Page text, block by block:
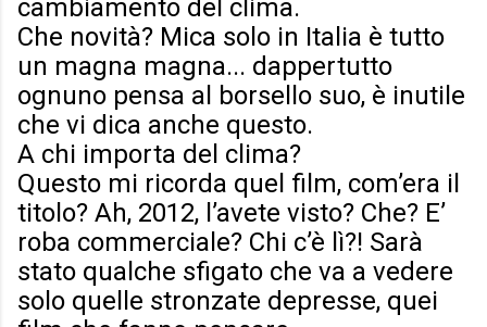
cambiamento del clima.
Che novità? Mica solo in Italia è tutto
un magna magna... dappertutto
ognuno pensa al borsello suo, è inutile
che vi dica anche questo.
A chi importa del clima?
Questo mi ricorda quel film, com’era il
titolo? Ah, 2012, l’avete visto? Che? E’
roba commerciale? Chi c’è lì?! Sarà
stato qualche sfigato che va a vedere
solo quelle stronzate depresse, quei